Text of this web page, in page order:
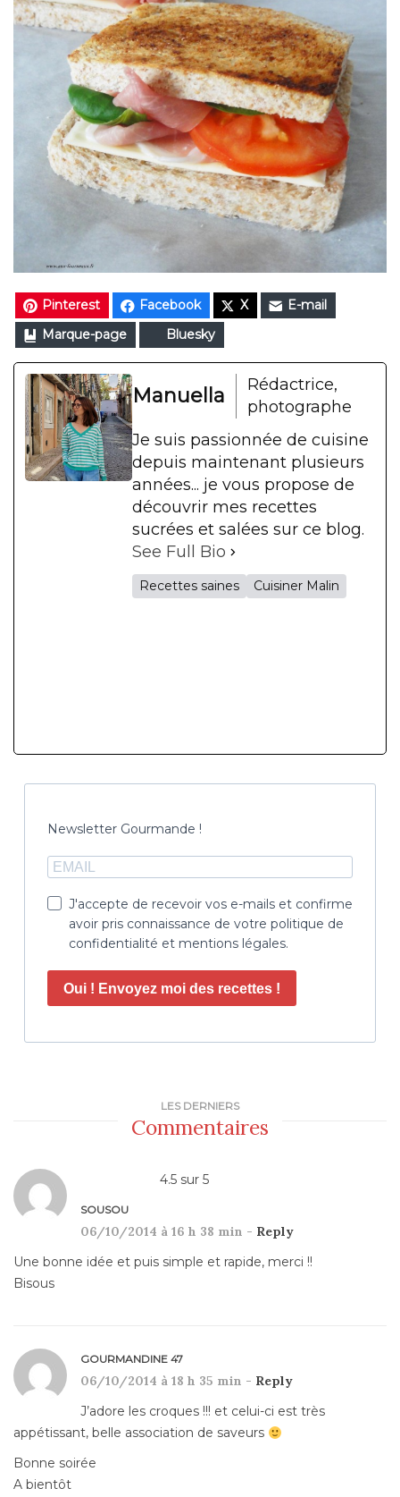
Pinterest Facebook X
E-mail
Marque-page
Bluesky
Manuella
Rédactrice,
photographe
Je suis passionnée de cuisine
depuis maintenant plusieurs
années... je vous propose de
découvrir mes recettes
sucrées et salées sur ce blog.
See Full Bio
Recettes saines Cuisiner Malin
Newsletter Gourmande !
J'accepte de recevoir vos e-mails et confirme
avoir pris connaissance de votre politique de
confidentialité et mentions légales.
Oui ! Envoyez moi des recettes !
LES DERNIERS
Commentaires
4.5 sur 5
SOUSOU
06/10/2014 à 16 h 38 min - Reply
Une bonne idée et puis simple et rapide, merci !!
Bisous
GOURMANDINE 47
06/10/2014 à 18 h 35 min - Reply
J’adore les croques !!! et celui-ci est très
appétissant, belle association de saveurs
Bonne soirée
A bientôt